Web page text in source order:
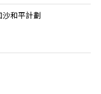
和平計劃